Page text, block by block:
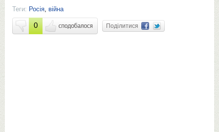
Теги: Росія війна
0 Поділитися